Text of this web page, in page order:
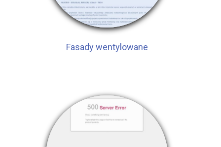
Fasady wentylowane